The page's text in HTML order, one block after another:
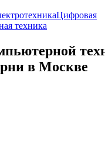
Цифровая
техника
в Москве